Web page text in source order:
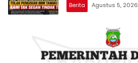
Berita Agustus 5, 2026